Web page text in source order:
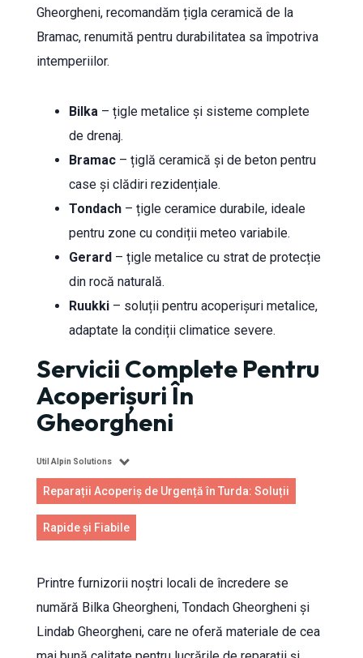
Gheorgheni, recomandăm țigla ceramică de la
Bramac, renumită pentru durabilitatea sa împotriva
intemperiilor.
Bilka– țigle metalice și sisteme complete
de drenaj.
Bramac– țiglă ceramică și de beton pentru
case și clădiri rezidențiale.
Tondach– țigle ceramice durabile, ideale
pentru zone cu condiții meteo variabile.
Gerard – țigle metalice cu strat de protecție
din rocă naturală.
Ruukki– soluții pentru acoperișuri metalice,
adaptate la condiții climatice severe.
Servicii Complete Pentru
Acoperișuri În
Gheorgheni
Util Alpin Solutions
Reparații Acoperiș de Urgență în Turda: Soluții
Rapide și Fiabile
Printre furnizorii noștri locali de încredere se
numără Bilka Gheorgheni, Tondach Gheorgheni și
Lindab Gheorgheni, care ne oferă materiale de cea